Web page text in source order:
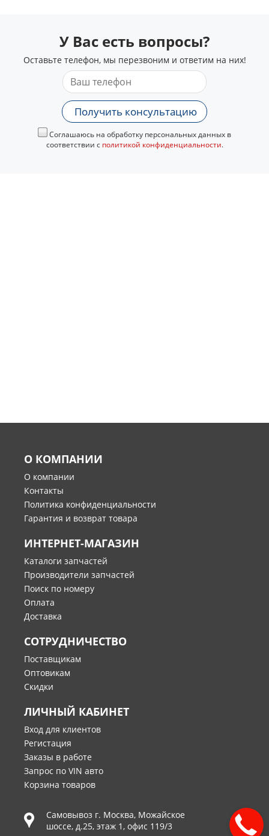
У Вас есть вопросы?
Оставьте телефон, мы перезвоним и ответим на них!
Получить консультацию
Соглашаюсь на обработку персональных данных в
соответствии с политикой конфиденциальности.
О КОМПАНИИ
О компании
Контакты
Политика конфиденциальности
Гарантия и возврат товара
ИНТЕРНЕТ-МАГАЗИН
Каталоги запчастей
Производители запчастей
Поиск по номеру
Оплата
Доставка
СОТРУДНИЧЕСТВО
Поставщикам
Оптовикам
Скидки
ЛИЧНЫЙ КАБИНЕТ
Вход для клиентов
Регистация
Заказы в работе
Запрос по VIN авто
Корзина товаров
Самовывоз г. Москва, Можайское
шоссе, д.25, этаж 1, офис 119/3